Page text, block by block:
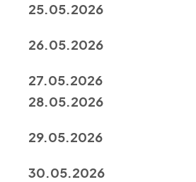
25.05.2026
26.05.2026
27.05.2026
28.05.2026
29.05.2026
30.05.2026